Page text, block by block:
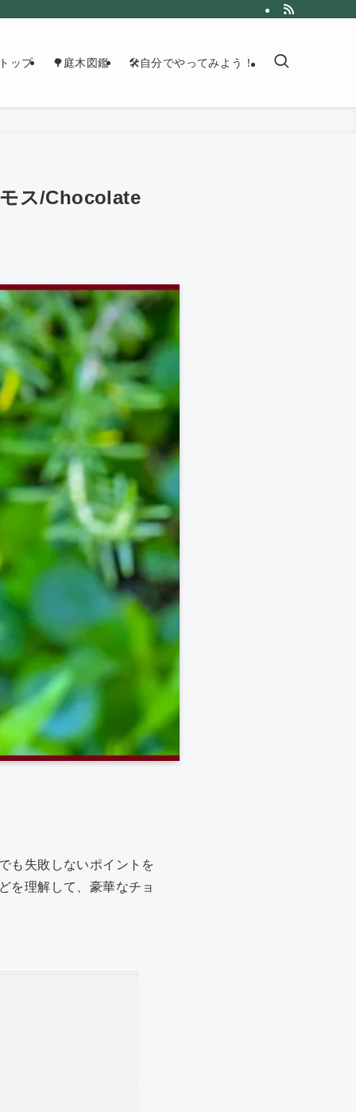
ップ 🌳庭木図鑑 🛠自分でやってみよう！
ス/Chocolate
も失敗しないポイントを
を理解して、豪華なチョ